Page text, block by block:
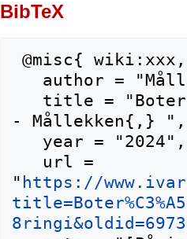
BibTeX
- Mållekken{,} ",
" https://
8ringi&oldid=6973